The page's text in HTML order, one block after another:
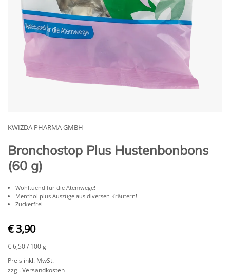
KWIZDA PHARMA GMBH
Bronchostop Plus Hustenbonbons
(60 g)
Wohltuend für die Atemwege!
Menthol plus Auszüge aus diversen Kräutern!
Zuckerfrei
€ 3,90
€ 6,50/ 100 g
Preis inkl. MwSt.
zzgl. Versandkosten